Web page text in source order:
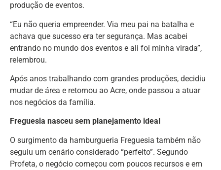
produção de eventos.
“Eu não queria empreender. Via meu pai na batalha e
achava que sucesso era ter segurança. Mas acabei
entrando no mundo dos eventos e ali foi minha virada”,
relembrou.
Após anos trabalhando com grandes produções, decidiu
mudar de área e retornou ao Acre, onde passou a atuar
nos negócios da família.
Freguesia nasceu sem planejamento ideal
O surgimento da hamburgueria Freguesia também não
seguiu um cenário considerado “perfeito”. Segundo
Profeta, o negócio começou com poucos recursos e em